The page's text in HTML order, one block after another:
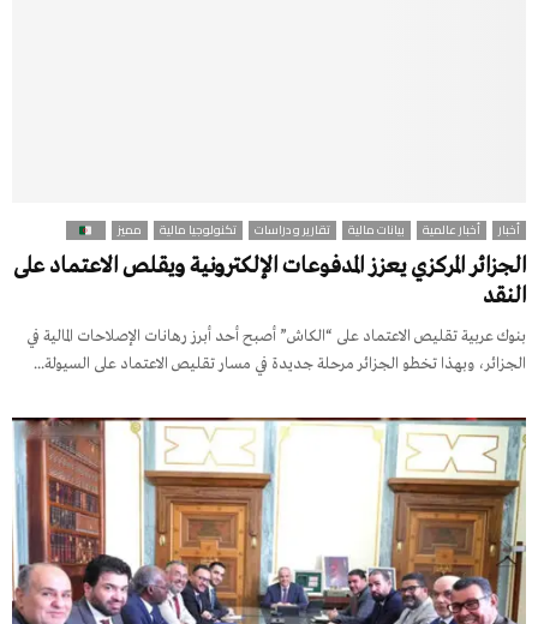
أخبار أخبار عالمية بيانات مالية تقارير و دراسات تكنولوجيا مالية مميز
الجزائر المركزي يعزز المدفوعات الإلكترونية ويقلص الاعتماد على
النقد
بنوك عربية تقليص الاعتماد على “الكاش” أصبح أحد أبرز رهانات الإصلاحات المالية في
الجزائر، وبهذا تخطو الجزائر مرحلة جديدة في مسار تقليص الاعتماد على السيولة...